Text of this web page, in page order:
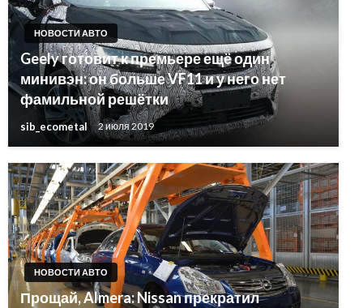
НОВОСТИ АВТО
Geely готовит к премьере ещё один
минивэн: он больше VF11 и у него нет
фамильной решётки
sib_ecometal 2 июля 2019
НОВОСТИ АВТО
Прощай, Almera: Nissan прекратил